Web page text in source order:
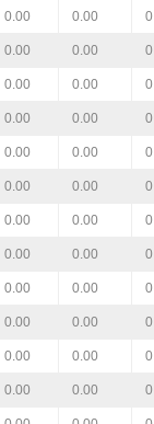
0.00 0.00 0
0.00 0.00 0
0.00 0.00 0
0.00 0.00 0
0.00 0.00 0
0.00 0.00 0
0.00 0.00 0
0.00 0.00 0
0.00 0.00 0
0.00 0.00 0
0.00 0.00 0
0.00 0.00 0